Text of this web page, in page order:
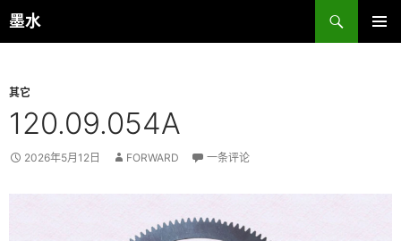
跳
至
墨水
搜
索
其它
120.09.054A
2026年5月12日 FORWARD 一条评论